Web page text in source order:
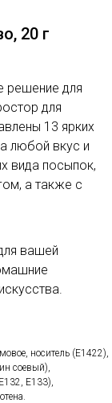
20 г
решение для
для
13 ярких
любой вкус и
вида посыпок,
а также с
вашей
носитель (Е1422),
соевый),
Е133),